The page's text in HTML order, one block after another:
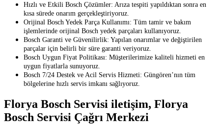
Hızlı ve Etkili Bosch Çözümler: Arıza tespiti yapıldıktan sonra en
kısa sürede onarım gerçekleştiriyoruz.
Orijinal Bosch Yedek Parça Kullanımı: Tüm tamir ve bakım
işlemlerinde orijinal Bosch yedek parçaları kullanıyoruz.
Bosch Garanti ve Güvenilirlik: Yapılan onarımlar ve değiştirilen
parçalar için belirli bir süre garanti veriyoruz.
Bosch Uygun Fiyat Politikası: Müşterilerimize kaliteli hizmeti en
uygun fiyatlarla sunuyoruz.
Bosch 7/24 Destek ve Acil Servis Hizmeti: Güngören’nın tüm
bölgelerine hızlı servis imkanı sağlıyoruz.
Florya Bosch Servisi iletişim, Florya
Bosch Servisi Çağrı Merkezi